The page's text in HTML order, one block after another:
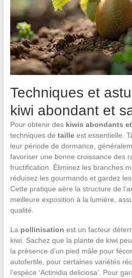
Techniques et
kiwi abondant et
Pour obtenir des kiwis abondants
techniques de tailleest essentielle.
leur période de dormance,
favoriser une bonne croissance des
fructification. Éliminez les branches
réduisez les gourmands et gardez
Cette pratique aère la structure de
meilleure exposition à la lumière,
qualité.
La pollinisation est un facteur
kiwi. Sachez que la plante de kiwi
la présence d’un pied mâle pour
autofertile, pour certaines variétés
l’espèce ‘Actinidia deliciosa’. Pour